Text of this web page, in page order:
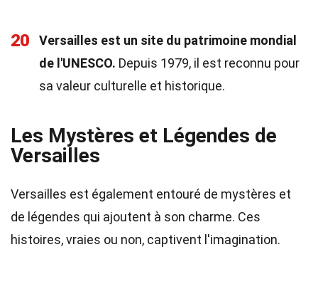
20
Versailles est un site du patrimoine mondial
de l'UNESCO. Depuis 1979, il est reconnu pour
sa valeur culturelle et historique.
Les Mystères et Légendes de
Versailles
Versailles est également entouré de mystères et
de légendes qui ajoutent à son charme. Ces
histoires, vraies ou non, captivent l'imagination.